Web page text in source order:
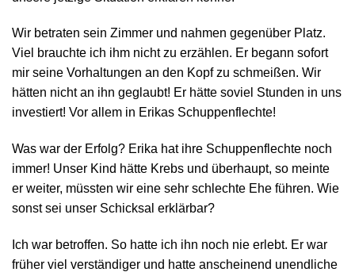
Wir betraten sein Zimmer und nahmen gegenüber Platz.
Viel brauchte ich ihm nicht zu erzählen. Er begann sofort
mir seine Vorhaltungen an den Kopf zu schmeißen. Wir
hätten nicht an ihn geglaubt! Er hätte soviel Stunden in uns
investiert! Vor allem in Erikas Schuppenflechte!
Was war der Erfolg? Erika hat ihre Schuppenflechte noch
immer! Unser Kind hätte Krebs und überhaupt, so meinte
er weiter, müssten wir eine sehr schlechte Ehe führen. Wie
sonst sei unser Schicksal erklärbar?
Ich war betroffen. So hatte ich ihn noch nie erlebt. Er war
früher viel verständiger und hatte anscheinend unendliche